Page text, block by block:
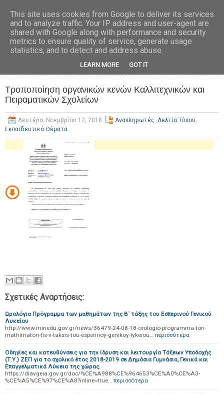
Τροποποίηση οργανικών κενών Καλλιτεχνικών και
Πειραματικών Σχολείων
Δευτέρα, Νοεμβρίου 12, 2018 Αναπληρωτές, Δελτία Τύπου,
Εκπαιδευτικά Θέματα
Σχετικές Αναρτήσεις:
Ωρολόγιο Πρόγραμμα των μαθημάτων της Β΄ τάξης του Εσπερινού Γενικού
Λυκείου
http://www.minedu.gov.gr/news/36479-24-08-18-orologio-programma-ton-
mathimaton-tis-v-taksis-tou-esperinoy-genikoy-lykeiou… περισσότερα
Οδηγίες και κατευθύνσεις για την ίδρυση και λειτουργία Τάξεων Υποδοχής
(Τ.Υ.) ΖΕΠ για το σχολικό έτος 2018-2019 σε Δημόσια Γυμνάσια, Γενικά και
Επαγγελματικά Λύκεια της χώρας.
https://diavgeia.gov.gr/doc/%CE%A988%CE%964653%CE%A0%CE%A3-
%CE%A5%CE%97%CE%A8?inline=true… περισσότερα
This site uses cookies from Google to deliver its services
and to analyze traffic. Your IP address and user-agent are
shared with Google along with performance and security
metrics to ensure quality of service, generate usage
statistics, and to detect and address abuse.
LEARN MORE GOT IT